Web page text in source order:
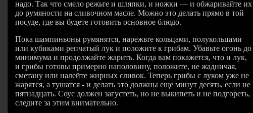
надо. Так что смело режьте и шляпки, и ножки — и обжаривайте их
до румяности на сливочном масле. Можно это делать прямо в той
посуде, где вы будете готовить основное блюдо.
Пока шампиньоны румянятся, нарежьте кольцами, полукольцами
или кубиками репчатый лук и положите к грибам. Убавьте огонь до
минимума и продолжайте жарить. Когда вам покажется, что и лук,
и грибы готовы примерно наполовину, положите, не жадничая,
сметану или налейте жирных сливок. Теперь грибы с луком уже не
жарятся, а тушатся - и делать это должны еще минут десять, если не
пятнадцать. Соус должен загустеть, но не выкипеть и не подгореть,
следите за этим внимательно.